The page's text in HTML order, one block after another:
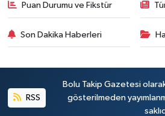
Puan Durumu ve Fikstür
Son Dakika Haberleri
RSS
Bolu Takip Gazetesi
gösterilmeden